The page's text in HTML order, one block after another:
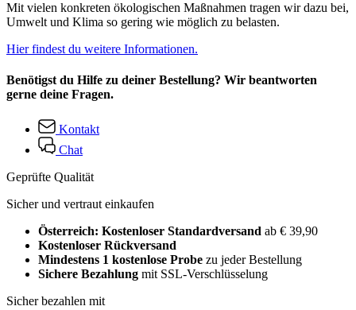
Mit vielen konkreten ökologischen Maßnahmen tragen wir dazu bei,
Umwelt und Klima so gering wie möglich zu belasten.
Hier findest du weitere Informationen.
Benötigst du Hilfe zu deiner Bestellung? Wir beantworten
gerne deine Fragen.
Kontakt
Chat
Geprüfte Qualität
Sicher und vertraut einkaufen
Österreich: Kostenloser Standardversand ab € 39,90
Kostenloser Rückversand
Mindestens 1 kostenlose Probe zu jeder Bestellung
Sichere Bezahlung mit SSL-Verschlüsselung
Sicher bezahlen mit